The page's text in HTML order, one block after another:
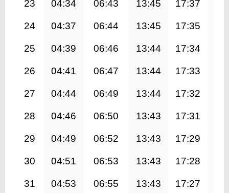
23 04:34 06:43 13:45 17:37
24 04:37 06:44 13:45 17:35
25 04:39 06:46 13:44 17:34
26 04:41 06:47 13:44 17:33
27 04:44 06:49 13:44 17:32
28 04:46 06:50 13:43 17:31
29 04:49 06:52 13:43 17:29
30 04:51 06:53 13:43 17:28
31 04:53 06:55 13:43 17:27